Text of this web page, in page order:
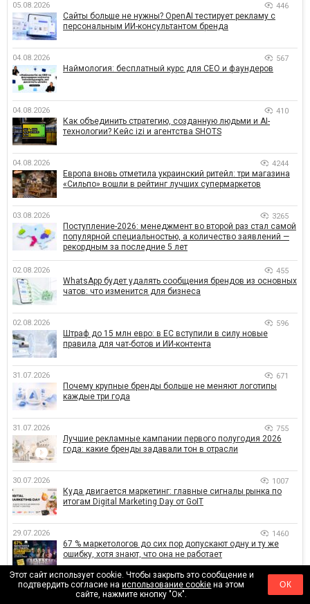
05.08.2026 446
Сайты больше не нужны? OpenAI тестирует рекламу с
персональным ИИ-консультантом бренда
04.08.2026 567
Наймология: бесплатный курс для CEO и фаундеров
04.08.2026 410
Как объединить стратегию, созданную людьми и AI-
технологии? Кейс izi и агентства SHOTS
04.08.2026 4244
Европа вновь отметила украинский ритейл: три магазина
«Сильпо» вошли в рейтинг лучших супермаркетов
03.08.2026 3265
Поступление-2026: менеджмент во второй раз стал самой
популярной специальностью, а количество заявлений —
рекордным за последние 5 лет
02.08.2026 455
WhatsApp будет удалять сообщения брендов из основных
чатов: что изменится для бизнеса
02.08.2026 596
Штраф до 15 млн евро: в ЕС вступили в силу новые
правила для чат-ботов и ИИ-контента
31.07.2026 671
Почему крупные бренды больше не меняют логотипы
каждые три года
31.07.2026 755
Лучшие рекламные кампании первого полугодия 2026
года: какие бренды задавали тон в отрасли
30.07.2026 1007
Куда двигается маркетинг: главные сигналы рынка по
итогам Digital Marketing Day от GoIT
29.07.2026 1460
67 % маркетологов до сих пор допускают одну и ту же
ошибку, хотя знают, что она не работает
29.07.2026 1126
Наталья Морозова стала членом международного жюри
Этот сайт использует cookie. Чтобы закрыть это сообщение и
подтвердить согласие наиспользование cookie на этом
сайте, нажмите кнопку "Ок".
ОК